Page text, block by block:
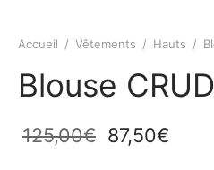
Accueil / Vêtements / Hauts /
Blouse
125,00€
Le prix
87,50€